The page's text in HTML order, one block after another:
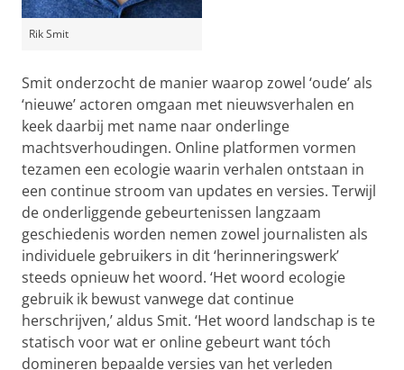
Rik Smit
Smit onderzocht de manier waarop zowel ‘oude’ als
‘nieuwe’ actoren omgaan met nieuwsverhalen en
keek daarbij met name naar onderlinge
machtsverhoudingen. Online platformen vormen
tezamen een ecologie waarin verhalen ontstaan in
een continue stroom van updates en versies. Terwijl
de onderliggende gebeurtenissen langzaam
geschiedenis worden nemen zowel journalisten als
individuele gebruikers in dit ‘herinneringswerk’
steeds opnieuw het woord. ‘Het woord ecologie
gebruik ik bewust vanwege dat continue
herschrijven,’ aldus Smit. ‘Het woord landschap is te
statisch voor wat er online gebeurt want tóch
domineren bepaalde versies van het verleden